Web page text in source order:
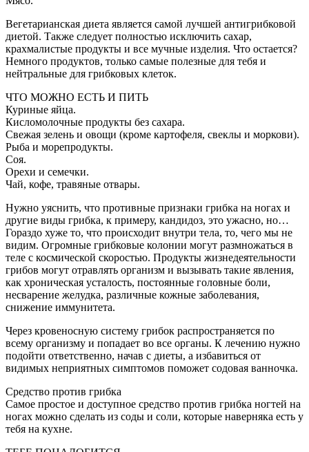
Вегетарианская диета является самой лучшей антигрибковой
диетой. Также следует полностью исключить сахар,
крахмалистые продукты и все мучные изделия. Что остается?
Немного продуктов, только самые полезные для тебя и
нейтральные для грибковых клеток.
ЧТО МОЖНО ЕСТЬ И ПИТЬ
Куриные яйца.
Кисломолочные продукты без сахара.
Свежая зелень и овощи (кроме картофеля, свеклы и моркови).
Рыба и морепродукты.
Соя.
Орехи и семечки.
Чай, кофе, травяные отвары.
Нужно уяснить, что противные признаки грибка на ногах и
другие виды грибка, к примеру, кандидоз, это ужасно, но…
Гораздо хуже то, что происходит внутри тела, то, чего мы не
видим. Огромные грибковые колонии могут размножаться в
теле с космической скоростью. Продукты жизнедеятельности
грибов могут отравлять организм и вызывать такие явления,
как хроническая усталость, постоянные головные боли,
несварение желудка, различные кожные заболевания,
снижение иммунитета.
Через кровеносную систему грибок распространяется по
всему организму и попадает во все органы. К лечению нужно
подойти ответственно, начав с диеты, а избавиться от
видимых неприятных симптомов поможет содовая ванночка.
Средство против грибка
Самое простое и доступное средство против грибка ногтей на
ногах можно сделать из соды и соли, которые наверняка есть у
тебя на кухне.